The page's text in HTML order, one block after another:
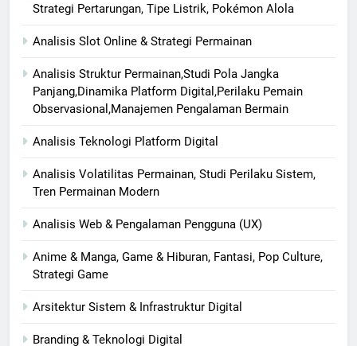
Strategi Pertarungan, Tipe Listrik, Pokémon Alola
Analisis Slot Online & Strategi Permainan
Analisis Struktur Permainan,Studi Pola Jangka
Panjang,Dinamika Platform Digital,Perilaku Pemain
Observasional,Manajemen Pengalaman Bermain
Analisis Teknologi Platform Digital
Analisis Volatilitas Permainan, Studi Perilaku Sistem,
Tren Permainan Modern
Analisis Web & Pengalaman Pengguna (UX)
Anime & Manga, Game & Hiburan, Fantasi, Pop Culture,
Strategi Game
Arsitektur Sistem & Infrastruktur Digital
Branding & Teknologi Digital